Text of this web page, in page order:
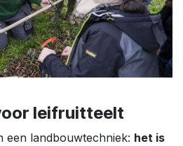
leifruitteelt
een landbouwtechniek: het is